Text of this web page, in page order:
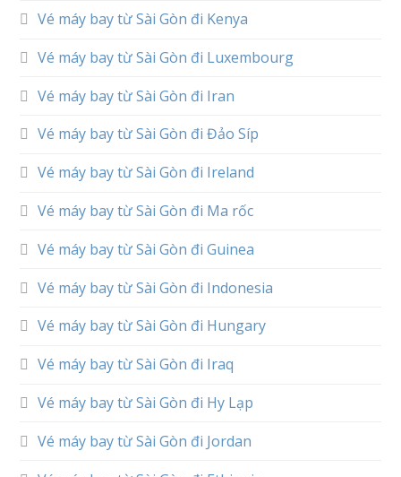
Vé máy bay từ Sài Gòn đi Kenya
Vé máy bay từ Sài Gòn đi Luxembourg
Vé máy bay từ Sài Gòn đi Iran
Vé máy bay từ Sài Gòn đi Đảo Síp
Vé máy bay từ Sài Gòn đi Ireland
Vé máy bay từ Sài Gòn đi Ma rốc
Vé máy bay từ Sài Gòn đi Guinea
Vé máy bay từ Sài Gòn đi Indonesia
Vé máy bay từ Sài Gòn đi Hungary
Vé máy bay từ Sài Gòn đi Iraq
Vé máy bay từ Sài Gòn đi Hy Lạp
Vé máy bay từ Sài Gòn đi Jordan